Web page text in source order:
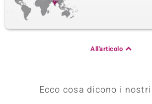
Varietà delle gemme
Topazio Bianco
Somma del peso in carati Taglio
Origine
All'articolo
Ecco cosa dicono i